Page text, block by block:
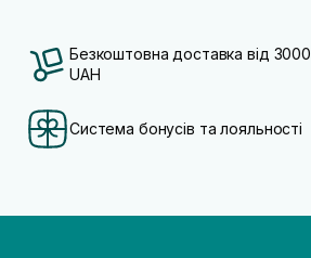
Безкоштовна доставка від 3000
UAH
Система бонусів та лояльності